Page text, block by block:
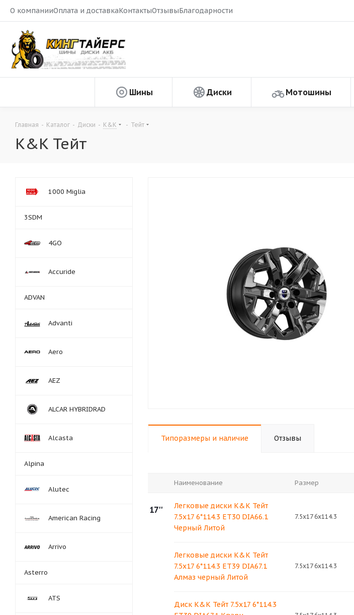
О компанииОплата и доставкаКонтактыОтзывыБлагодарности
Шины Диски Мотошины
Главная - Каталог - Диски - K&K - Тейт
K&K Тейт
Типоразмеры и наличие Отзывы
Наименование Размер
17''
Легковые диски K&K Тейт
7.5x17 6*114.3 ET30 DIA66.1
Черный Литой
7.5x17 6x114.3
Легковые диски K&K Тейт
7.5x17 6*114.3 ET39 DIA67.1
Алмаз черный Литой
7.5x17 6x114.3
Диск K&K Тейт 7.5x17 6*114.3
1000 Miglia
3SDM
4GO
Accuride
ADVAN
Advanti
Aero
AEZ
ALCAR HYBRIDRAD
Alcasta
Alpina
Alutec
American Racing
Arrivo
Asterro
ATS